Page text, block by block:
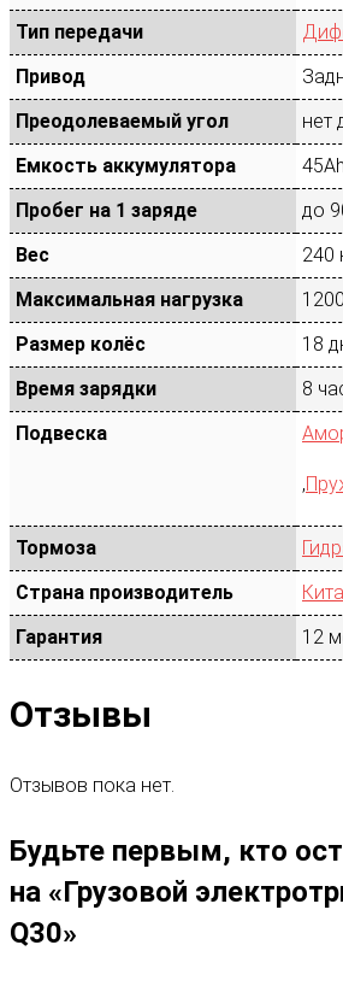
Тип передачи
Привод
Преодолеваемый угол
нет
Емкость аккумулятора
45Ah
Пробег на 1 заряде
до
Вес
240
Максимальная нагрузка
Размер колёс
18
Время зарядки
8
Подвеска
,
Тормоза
Страна производитель
Гарантия
12
Отзывы
Отзывов пока нет.
Будьте первым, кто
на «Грузовой
Q30»